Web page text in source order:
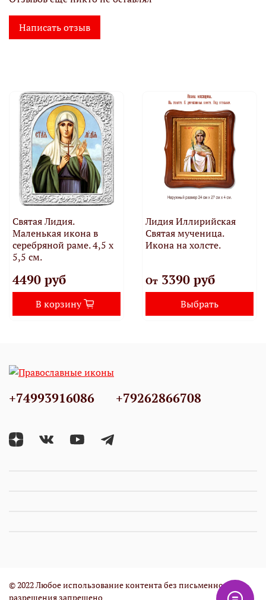
Написать отзыв
Святая Лидия.
Маленькая икона в
серебряной раме. 4,5 х
5,5 см.
4490 руб
В корзину
Лидия Иллирийская
Святая мученица.
Икона на холсте.
От3390 руб
Выбрать
+74993916086 +79262866708
© 2022 Любое использование контента без письменного
разрешения запрещено